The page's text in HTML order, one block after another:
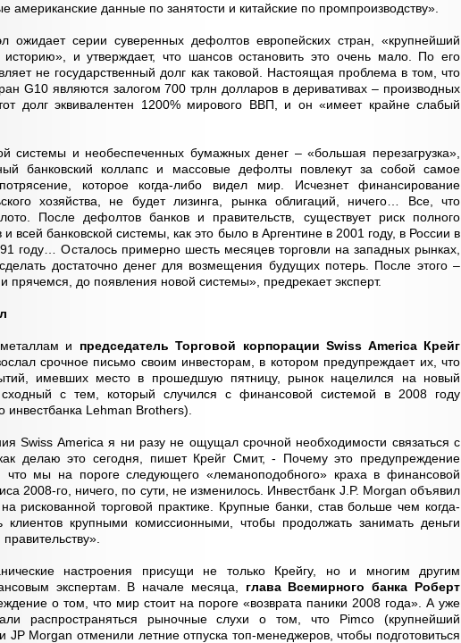
американские данные по занятости и китайские по промпроизводству».
ожидает серии суверенных дефолтов европейских стран, «крупнейший
историю», и утверждает, что шансов остановить это очень мало. По его
не государственный долг как таковой. Настоящая проблема в том, что
G10 являются залогом 700 трлн долларов в деривативах – производных
долг эквивалентен 1200% мирового ВВП, и он «имеет крайне слабый
системы и необеспеченных бумажных денег – «большая перезагрузка»,
банковский коллапс и массовые дефолты повлекут за собой самое
которое когда-либо видел мир. Исчезнет финансирование
хозяйства, не будет лизинга, рынка облигаций, ничего… Все, что
После дефолтов банков и правительств, существует риск полного
всей банковской системы, как это было в Аргентине в 2001 году, в России в
году… Осталось примерно шесть месяцев торговли на западных рынках,
достаточно денег для возмещения будущих потерь. После этого –
прячемся, до появления новой системы», предрекает эксперт.
и председатель Торговой корпорации Swiss America Крейг
срочное письмо своим инвесторам, в котором предупреждает их, что
имевших место в прошедшую пятницу, рынок нацелился на новый
с тем, который случился с финансовой системой в 2008 году
инвестбанка Lehman Brothers).
Swiss America я ни разу не ощущал срочной необходимости связаться с
делаю это сегодня, пишет Крейг Смит, - Почему это предупреждение
что мы на пороге следующего «леманоподобного» краха в финансовой
2008-го, ничего, по сути, не изменилось. Инвестбанк J.P. Morgan объявил
рискованной торговой практике. Крупные банки, став больше чем когда-
клиентов крупными комиссионными, чтобы продолжать занимать деньги
настроения присущи не только Крейгу, но и многим другим
экспертам. В начале месяца, глава Всемирного банка Роберт
о том, что мир стоит на пороге «возврата паники 2008 года». А уже
распространяться рыночные слухи о том, что Pimco (крупнейший
Morgan отменили летние отпуска топ-менеджеров, чтобы подготовиться